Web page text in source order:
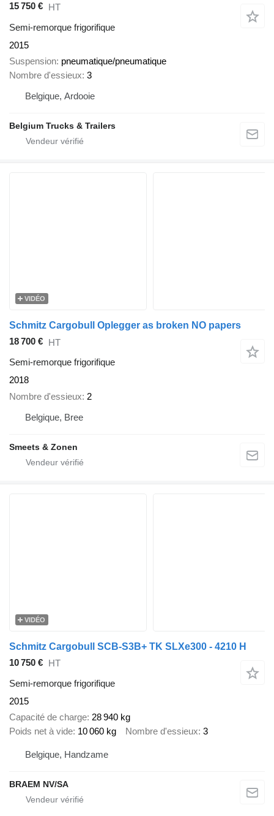
15 750 € HT
Semi-remorque frigorifique
2015
Suspension pneumatique/pneumatique
Nombre d'essieux 3
Belgique, Ardooie
Belgium Trucks & Trailers
VIDÉO
Schmitz Cargobull Oplegger as broken NO papers
18 700 € HT
Semi-remorque frigorifique
2018
Nombre d'essieux 2
Belgique, Bree
Smeets & Zonen
VIDÉO
Schmitz Cargobull SCB-S3B+ TK SLXe300 - 4210 H
10 750 € HT
Semi-remorque frigorifique
2015
Capacité de charge 28 940 kg
Poids net à vide 10 060 kg Nombre d'essieux 3
Belgique, Handzame
BRAEM NV/SA